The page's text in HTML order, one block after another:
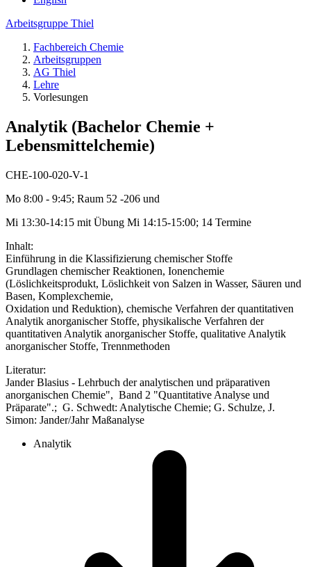
Arbeitsgruppe Thiel
Fachbereich Chemie
Arbeitsgruppen
AG Thiel
Lehre
Vorlesungen
Analytik (Bachelor Chemie +
Lebensmittelchemie)
CHE-100-020-V-1
Mo 8:00 - 9:45; Raum 52 -206 und
Mi 13:30-14:15 mit Übung Mi 14:15-15:00; 14 Termine
Inhalt:
Einführung in die Klassifizierung chemischer Stoffe
Grundlagen chemischer Reaktionen, Ionenchemie
(Löslichkeitsprodukt, Löslichkeit von Salzen in Wasser, Säuren und
Basen, Komplexchemie,
Oxidation und Reduktion), chemische Verfahren der quantitativen
Analytik anorganischer Stoffe, physikalische Verfahren der
quantitativen Analytik anorganischer Stoffe, qualitative Analytik
anorganischer Stoffe, Trennmethoden
Literatur:
Jander Blasius - Lehrbuch der analytischen und präparativen
anorganischen Chemie", Band 2 "Quantitative Analyse und
Präparate".; G. Schwedt: Analytische Chemie; G. Schulze, J.
Simon: Jander/Jahr Maßanalyse
Analytik